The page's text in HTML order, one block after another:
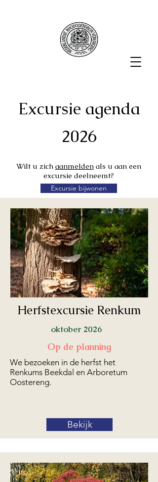
Excursie agenda
2026
Wilt u zich aanmeldenals u aan een
excursie deelneemt?
Excursie bijwonen
Herfstexcursie Renkum
oktober 2026
Op de planning
We bezoeken in de herfst het
Renkums Beekdal en Arboretum
Oostereng.
Bekijk